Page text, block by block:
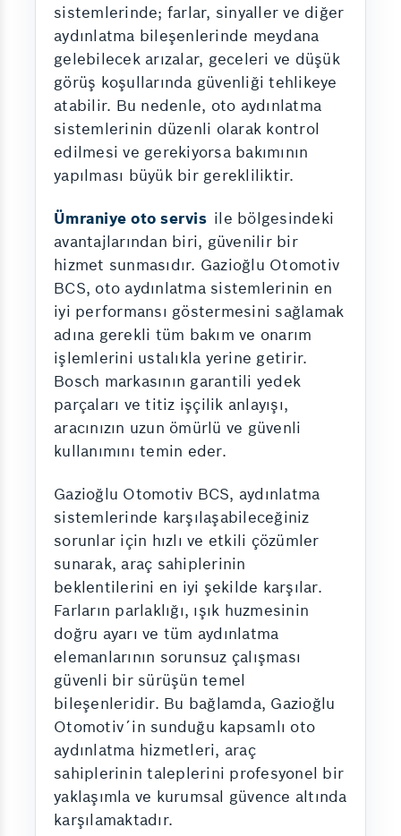
sistemlerinde; farlar, sinyaller ve diğer
aydınlatma bileşenlerinde meydana
gelebilecek arızalar, geceleri ve düşük
görüş koşullarında güvenliği tehlikeye
atabilir. Bu nedenle, oto aydınlatma
sistemlerinin düzenli olarak kontrol
edilmesi ve gerekiyorsa bakımının
yapılması büyük bir gerekliliktir.
Ümraniye oto servis ile bölgesindeki
avantajlarından biri, güvenilir bir
hizmet sunmasıdır. Gazioğlu Otomotiv
BCS, oto aydınlatma sistemlerinin en
iyi performansı göstermesini sağlamak
adına gerekli tüm bakım ve onarım
işlemlerini ustalıkla yerine getirir.
Bosch markasının garantili yedek
parçaları ve titiz işçilik anlayışı,
aracınızın uzun ömürlü ve güvenli
kullanımını temin eder.
Gazioğlu Otomotiv BCS, aydınlatma
sistemlerinde karşılaşabileceğiniz
sorunlar için hızlı ve etkili çözümler
sunarak, araç sahiplerinin
beklentilerini en iyi şekilde karşılar.
Farların parlaklığı, ışık huzmesinin
doğru ayarı ve tüm aydınlatma
elemanlarının sorunsuz çalışması
güvenli bir sürüşün temel
bileşenleridir. Bu bağlamda, Gazioğlu
Otomotiv´in sunduğu kapsamlı oto
aydınlatma hizmetleri, araç
sahiplerinin taleplerini profesyonel bir
yaklaşımla ve kurumsal güvence altında
karşılamaktadır.